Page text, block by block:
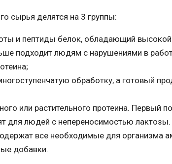
сырья делятся на 3 группы:
и пептиды белок, обладающий
подходит людям с нарушениями в
обработку, а готовый
или растительного протеина. Первый
для людей с непереносимостью лактозы.
все необходимые для организма
добавки.